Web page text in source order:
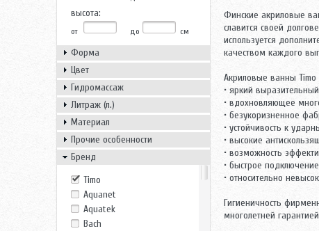
высота:
от до см
Форма
Цвет
Гидромассаж
Литраж (л.)
Материал
Прочие особенности
Бренд
Timo
Aquanet
Aquatek
Bach
Финские акриловые
славится своей
используется
качеством каждого
Акриловые ванны
• яркий
• вдохновляющее
• безукоризненное
• устойчивость к
• высокие
• возможность
• быстрое
• относительно
Гигиеничность
многолетней